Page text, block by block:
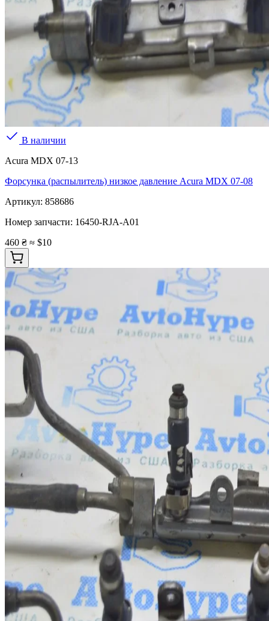
В наличии
Acura MDX 07-13
Форсунка (распылитель) низкое давление Acura MDX 07-08
Артикул: 858686
Номер запчасти: 16450-RJA-A01
460 ₴ ≈ $10